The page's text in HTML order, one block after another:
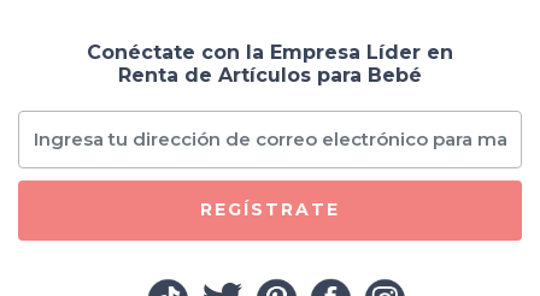
Conéctate con la Empresa Líder en
Renta de Artículos para Bebé
REGÍSTRATE